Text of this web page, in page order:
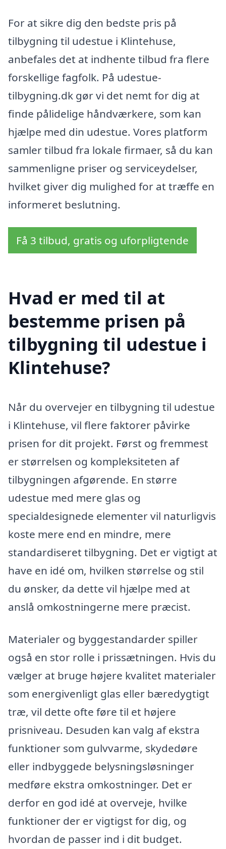
For at sikre dig den bedste pris på
tilbygning til udestue i Klintehuse,
anbefales det at indhente tilbud fra flere
forskellige fagfolk. På udestue-
tilbygning.dk gør vi det nemt for dig at
finde pålidelige håndværkere, som kan
hjælpe med din udestue. Vores platform
samler tilbud fra lokale firmaer, så du kan
sammenligne priser og serviceydelser,
hvilket giver dig mulighed for at træffe en
informeret beslutning.
Få 3 tilbud, gratis og uforpligtende
Hvad er med til at
bestemme prisen på
tilbygning til udestue i
Klintehuse?
Når du overvejer en tilbygning til udestue
i Klintehuse, vil flere faktorer påvirke
prisen for dit projekt. Først og fremmest
er størrelsen og kompleksiteten af
tilbygningen afgørende. En større
udestue med mere glas og
specialdesignede elementer vil naturligvis
koste mere end en mindre, mere
standardiseret tilbygning. Det er vigtigt at
have en idé om, hvilken størrelse og stil
du ønsker, da dette vil hjælpe med at
anslå omkostningerne mere præcist.
Materialer og byggestandarder spiller
også en stor rolle i prissætningen. Hvis du
vælger at bruge højere kvalitet materialer
som energivenligt glas eller bæredygtigt
træ, vil dette ofte føre til et højere
prisniveau. Desuden kan valg af ekstra
funktioner som gulvvarme, skydedøre
eller indbyggede belysningsløsninger
medføre ekstra omkostninger. Det er
derfor en god idé at overveje, hvilke
funktioner der er vigtigst for dig, og
hvordan de passer ind i dit budget.